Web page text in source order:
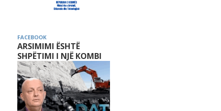
FACEBOOK
ARSIMIMI ËSHTË
SHPËTIMI I NJË KOMBI